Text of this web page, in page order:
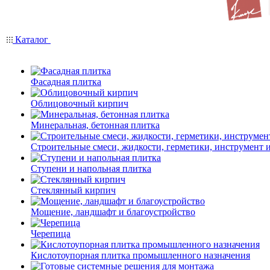
Каталог
Фасадная плитка
Облицовочный кирпич
Минеральная, бетонная плитка
Строительные смеси, жидкости, герметики, инструмент
Ступени и напольная плитка
Cтеклянный кирпич
Мощение, ландшафт и благоустройство
Черепица
Кислотоупорная плитка промышленного назначения